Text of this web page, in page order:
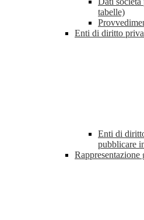
tabelle)
Enti di diritto
Enti di
pubblicare
Rappresentazione